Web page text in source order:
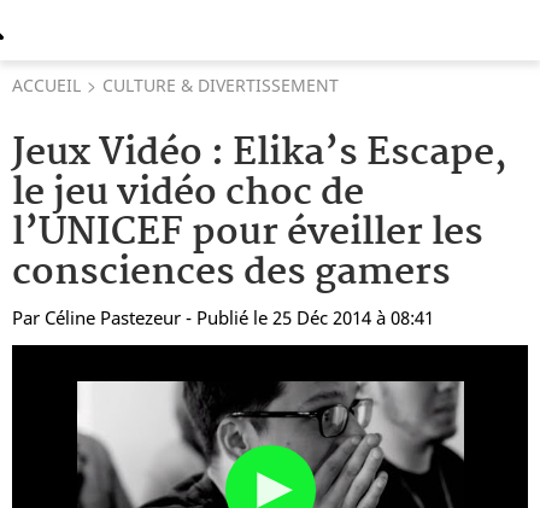
ACCUEIL CULTURE & DIVERTISSEMENT
Jeux Vidéo : Elika’s Escape,
le jeu vidéo choc de
l’UNICEF pour éveiller les
consciences des gamers
Par Céline Pastezeur - Publié le 25 Déc 2014 à 08:41